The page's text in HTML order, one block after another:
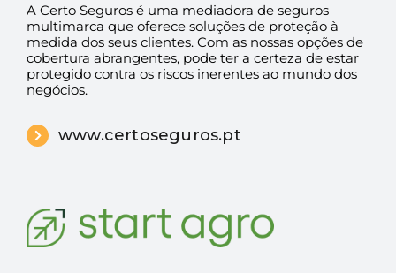
A Certo Seguros é uma mediadora de seguros
multimarca que oferece soluções de proteção à
medida dos seus clientes. Com as nossas opções de
cobertura abrangentes, pode ter a certeza de estar
protegido contra os riscos inerentes ao mundo dos
negócios.
www.certoseguros.pt